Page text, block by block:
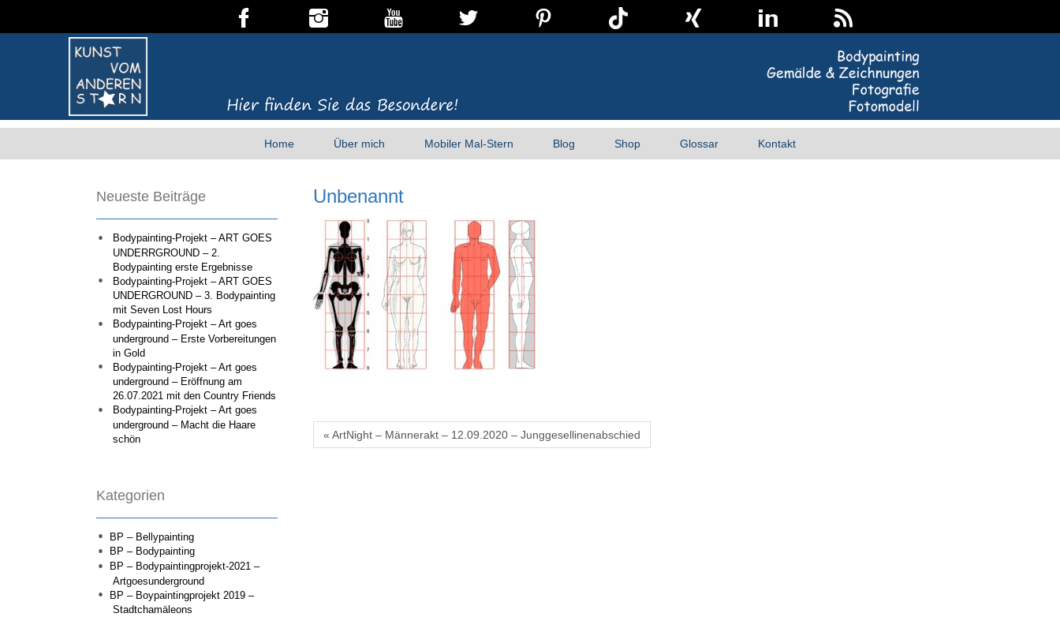
Home Über mich Mobiler Mal-Stern Blog Shop Glossar Kontakt
Neueste Beiträge
Bodypainting-Projekt – ART GOES
UNDERRGROUND – 2.
Bodypainting erste Ergebnisse
Bodypainting-Projekt – ART GOES
UNDERGROUND – 3. Bodypainting
mit Seven Lost Hours
Bodypainting-Projekt – Art goes
underground – Erste Vorbereitungen
in Gold
Bodypainting-Projekt – Art goes
underground – Eröffnung am
26.07.2021 mit den Country Friends
Bodypainting-Projekt – Art goes
underground – Macht die Haare
schön
Kategorien
BP – Bellypainting
BP – Bodypainting
BP – Bodypaintingprojekt-2021 –
Artgoesunderground
BP – Boypaintingprojekt 2019 –
Stadtchamäleons
Unbenannt
« ArtNight – Männerakt – 12.09.2020 – Junggesellinenabschied